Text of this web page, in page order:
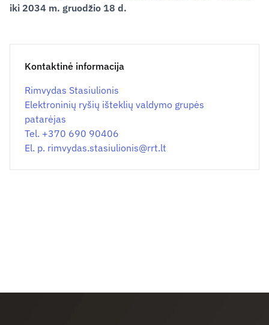
iki 2034 m. gruodžio 18 d.
Kontaktinė informacija
Rimvydas Stasiulionis
Elektroninių ryšių išteklių valdymo grupės
patarėjas
Tel. +370 690 90406
El. p. rimvydas.stasiulionis@rrt.lt